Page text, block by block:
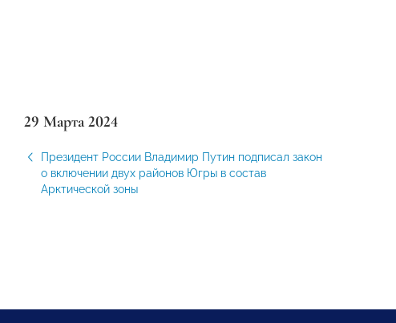
29 Марта 2024
Президент России Владимир Путин подписал закон
о включении двух районов Югры в состав
Арктической зоны